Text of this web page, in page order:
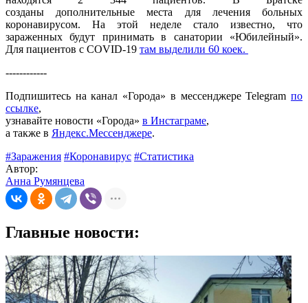
созданы дополнительные места для лечения больных
коронавирусом. На этой неделе стало известно, что
зараженных будут принимать в санатории «Юбилейный».
Для пациентов с COVID-19 там выделили 60 коек.
------------
Подпишитесь на канал «Города» в мессенджере Telegram по
ссылке,
узнавайте новости «Города» в Инстаграме,
а также в Яндекс.Мессенджере.
#Заражения #Коронавирус #Статистика
Автор:
Анна Румянцева
Главные новости: